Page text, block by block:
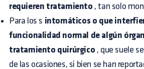
requieren tratamiento , tan solo
Para los s intomáticos o que
funcionalidad normal de algún
tratamiento quirúrgico , que suele
de las ocasiones, si bien se han